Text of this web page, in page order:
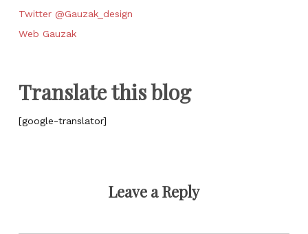
Twitter @Gauzak_design
Web Gauzak
Translate this blog
[google-translator]
Leave a Reply